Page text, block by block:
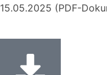
15.05.2025 (PDF-